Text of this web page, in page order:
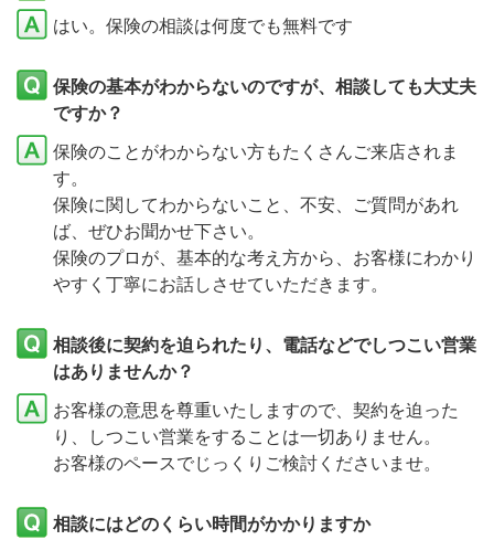
はい。保険の相談は何度でも無料です
保険の基本がわからないのですが、相談しても大丈夫
ですか？
保険のことがわからない方もたくさんご来店されま
す。
保険に関してわからないこと、不安、ご質問があれ
ば、ぜひお聞かせ下さい。
保険のプロが、基本的な考え方から、お客様にわかり
やすく丁寧にお話しさせていただきます。
相談後に契約を迫られたり、電話などでしつこい営業
はありませんか？
お客様の意思を尊重いたしますので、契約を迫った
り、しつこい営業をすることは一切ありません。
お客様のペースでじっくりご検討くださいませ。
相談にはどのくらい時間がかかりますか